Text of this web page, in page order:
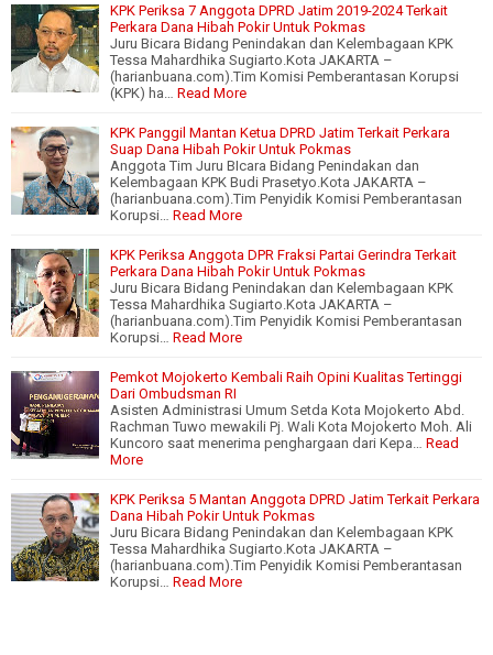
KPK Periksa 7 Anggota DPRD Jatim 2019-2024 Terkait
Perkara Dana Hibah Pokir Untuk Pokmas
Juru Bicara Bidang Penindakan dan Kelembagaan KPK
Tessa Mahardhika Sugiarto.Kota JAKARTA –
(harianbuana.com).Tim Komisi Pemberantasan Korupsi
(KPK) ha…
Read More
KPK Panggil Mantan Ketua DPRD Jatim Terkait Perkara
Suap Dana Hibah Pokir Untuk Pokmas
Anggota Tim Juru BIcara Bidang Penindakan dan
Kelembagaan KPK Budi Prasetyo.Kota JAKARTA –
(harianbuana.com).Tim Penyidik Komisi Pemberantasan
Korupsi…
Read More
KPK Periksa Anggota DPR Fraksi Partai Gerindra Terkait
Perkara Dana Hibah Pokir Untuk Pokmas
Juru Bicara Bidang Penindakan dan Kelembagaan KPK
Tessa Mahardhika Sugiarto.Kota JAKARTA –
(harianbuana.com).Tim Penyidik Komisi Pemberantasan
Korupsi…
Read More
Pemkot Mojokerto Kembali Raih Opini Kualitas Tertinggi
Dari Ombudsman RI
Asisten Administrasi Umum Setda Kota Mojokerto Abd.
Rachman Tuwo mewakili Pj. Wali Kota Mojokerto Moh. Ali
Kuncoro saat menerima penghargaan dari Kepa…
Read
More
KPK Periksa 5 Mantan Anggota DPRD Jatim Terkait Perkara
Dana Hibah Pokir Untuk Pokmas
Juru Bicara Bidang Penindakan dan Kelembagaan KPK
Tessa Mahardhika Sugiarto.Kota JAKARTA –
(harianbuana.com).Tim Penyidik Komisi Pemberantasan
Korupsi…
Read More